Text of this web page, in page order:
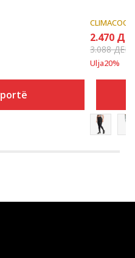
CLIMACOOL
2.470
3.088ДЕН
Ulja20%